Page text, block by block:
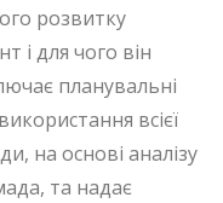
розвитку
і для чого він
планувальні
всієї
на основі аналізу
та надає